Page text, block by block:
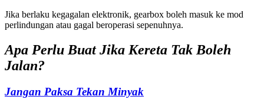
Jika berlaku kegagalan elektronik, gearbox boleh masuk ke mod
perlindungan atau gagal beroperasi sepenuhnya.
Apa Perlu Buat Jika Kereta Tak Boleh
Jalan?
Jangan Paksa Tekan Minyak